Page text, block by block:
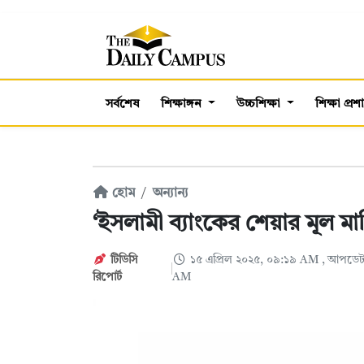
সর্বশেষ শিক্ষাঙ্গন উচ্চশিক্ষা শিক্ষা
হোম অন্যান্য
‘ইসলামী ব্যাংকের শেয়ার মূল
টিডিসি
রিপোর্ট
১৫ এপ্রিল ২০২৫, ০৯:১৯ AM ,
AM